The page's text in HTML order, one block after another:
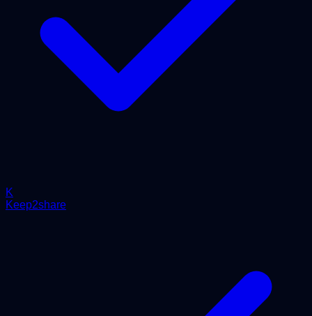
K
Keep2share